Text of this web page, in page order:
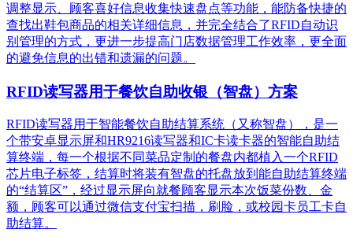
调整显示、顾客喜好信息收集快速盘点等功能，能防备快捷的
查找出鞋包商品的相关详细信息，并完全结合了RFID自动识
别管理的方式，更进一步提高门店数据管理工作效率，更全面
的避免信息的出错和遗漏的问题。
RFID读写器用于餐饮自助收银（智盘）方案
RFID读写器用于智能餐饮自助结算系统（又称智盘），是一
个带安卓显示屏和HR9216读写器和IC卡读卡器的智能自助结
算终端，每一个根据不同菜品定制的餐盘内都植入一个RFID
芯片电子标签，结算时将装有智盘的托盘放到能自助结算终端
的“结算区”，经过显示屏向就餐顾客显示本次饭菜份数、金
额，顾客可以通过微信支付宝扫描，刷脸，或校园卡员工卡自
助结算。